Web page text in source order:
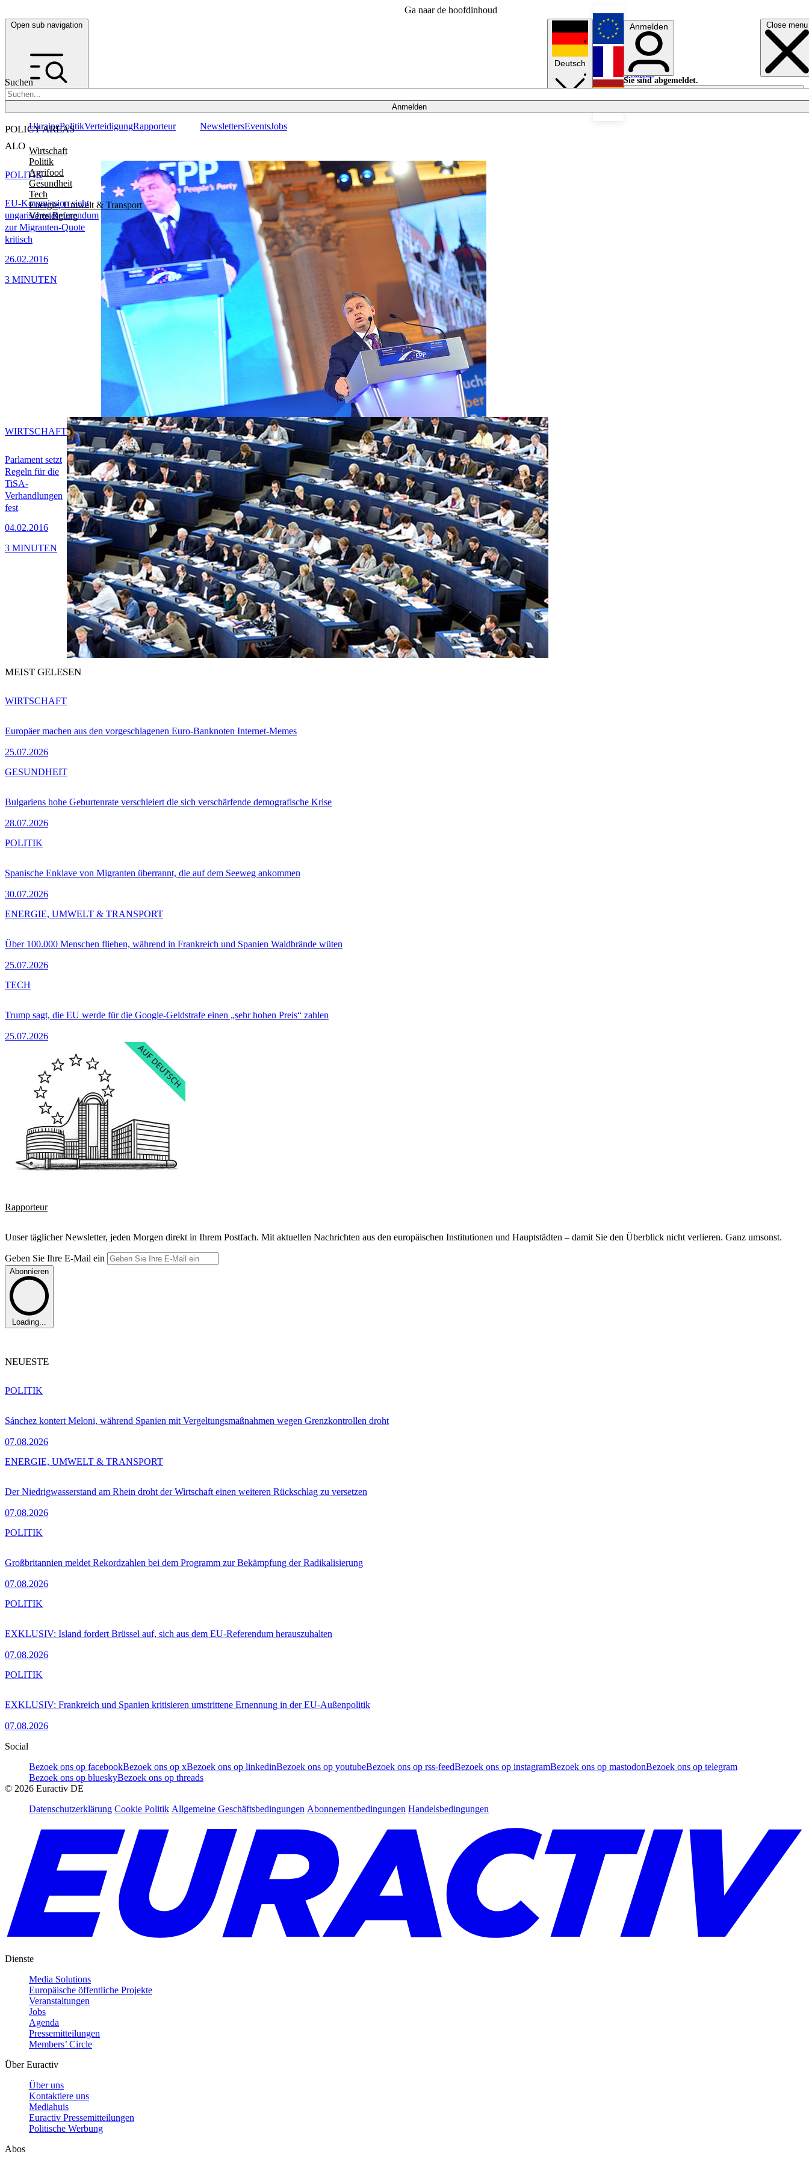
Ga naar de hoofdinhoud
Open sub navigation Close menu
Suchen
Anmelden
POLICY AREAS
Wirtschaft
Politik
Agrifood
Gesundheit
Tech
Energie, Umwelt & Transport
Verteidigung
UkrainePolitikVerteidigungRapporteur NewslettersEventsJobs
Deutsch
English
Français
Anmelden
Sie sind abgemeldet.
Anmelden
Licht aus
ALO
EU-Kommission sieht
ungarisches Referendum
zur Migranten-Quote
kritisch
26.02.2016
POLITIK
3 MINUTEN
Parlament setzt
Regeln für die
TiSA-
Verhandlungen
fest
04.02.2016
WIRTSCHAFT
3 MINUTEN
MEIST GELESEN
Europäer machen aus den vorgeschlagenen Euro-Banknoten Internet-Memes
25.07.2026
WIRTSCHAFT
Bulgariens hohe Geburtenrate verschleiert die sich verschärfende demografische Krise
28.07.2026
GESUNDHEIT
Spanische Enklave von Migranten überrannt, die auf dem Seeweg ankommen
30.07.2026
POLITIK
Über 100.000 Menschen fliehen, während in Frankreich und Spanien Waldbrände wüten
25.07.2026
ENERGIE, UMWELT & TRANSPORT
Trump sagt, die EU werde für die Google-Geldstrafe einen „sehr hohen Preis“ zahlen
25.07.2026
TECH
Rapporteur
Unser täglicher Newsletter, jeden Morgen direkt in Ihrem Postfach. Mit aktuellen Nachrichten aus den europäischen Institutionen und Hauptstädten – damit Sie den Überblick nicht verlieren. Ganz umsonst.
Geben Sie Ihre E-Mail ein
Abonnieren
Loading...
NEUESTE
Sánchez kontert Meloni, während Spanien mit Vergeltungsmaßnahmen wegen Grenzkontrollen droht
07.08.2026
POLITIK
Der Niedrigwasserstand am Rhein droht der Wirtschaft einen weiteren Rückschlag zu versetzen
07.08.2026
ENERGIE, UMWELT & TRANSPORT
Großbritannien meldet Rekordzahlen bei dem Programm zur Bekämpfung der Radikalisierung
07.08.2026
POLITIK
EXKLUSIV: Island fordert Brüssel auf, sich aus dem EU-Referendum herauszuhalten
07.08.2026
POLITIK
EXKLUSIV: Frankreich und Spanien kritisieren umstrittene Ernennung in der EU-Außenpolitik
07.08.2026
POLITIK
Social
Bezoek ons op facebookBezoek ons op xBezoek ons op linkedinBezoek ons op youtubeBezoek ons op rss-feedBezoek ons op instagramBezoek ons op mastodonBezoek ons op telegram
Bezoek ons op blueskyBezoek ons op threads
© 2026 Euractiv DE
Datenschutzerklärung Cookie Politik Allgemeine Geschäftsbedingungen Abonnementbedingungen Handelsbedingungen
Dienste
Media Solutions
Europäische öffentliche Projekte
Veranstaltungen
Jobs
Agenda
Pressemitteilungen
Members’ Circle
Über Euractiv
Über uns
Kontaktiere uns
Mediahuis
Euractiv Pressemitteilungen
Politische Werbung
Abos